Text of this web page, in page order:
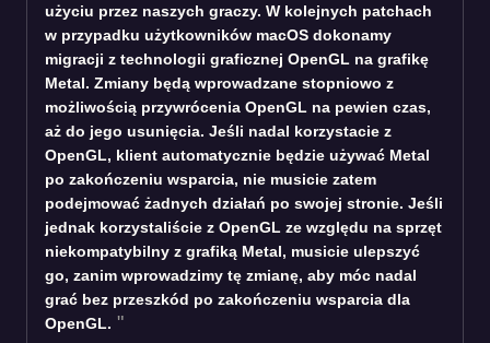
użyciu przez naszych graczy. W kolejnych patchach
w przypadku użytkowników macOS dokonamy
migracji z technologii graficznej OpenGL na grafikę
Metal. Zmiany będą wprowadzane stopniowo z
możliwością przywrócenia OpenGL na pewien czas,
aż do jego usunięcia. Jeśli nadal korzystacie z
OpenGL, klient automatycznie będzie używać Metal
po zakończeniu wsparcia, nie musicie zatem
podejmować żadnych działań po swojej stronie. Jeśli
jednak korzystaliście z OpenGL ze względu na sprzęt
niekompatybilny z grafiką Metal, musicie ulepszyć
go, zanim wprowadzimy tę zmianę, aby móc nadal
grać bez przeszkód po zakończeniu wsparcia dla
OpenGL.